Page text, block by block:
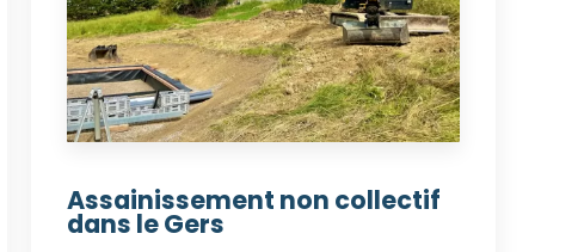
Assainissement non collectif
dans le Gers